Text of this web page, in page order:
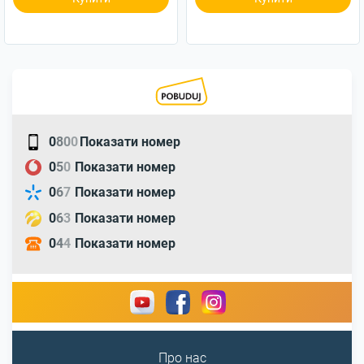
0800Показати номер
050 Показати номер
067 Показати номер
063 Показати номер
044 Показати номер
Про нас